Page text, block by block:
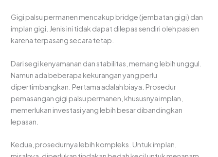
Gigi palsu permanen mencakup bridge (jembatan gigi) dan
implan gigi. Jenis ini tidak dapat dilepas sendiri oleh pasien
karena terpasang secara tetap.
Dari segi kenyamanan dan stabilitas, memang lebih unggul.
Namun ada beberapa kekurangan yang perlu
dipertimbangkan. Pertama adalah biaya. Prosedur
pemasangan gigi palsu permanen, khususnya implan,
memerlukan investasi yang lebih besar dibandingkan
lepasan.
Kedua, prosedurnya lebih kompleks. Untuk implan,